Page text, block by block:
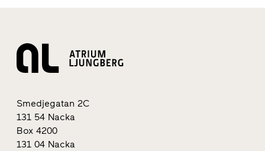
Smedjegatan 2C
131 54 Nacka
Box 4200
131 04 Nacka